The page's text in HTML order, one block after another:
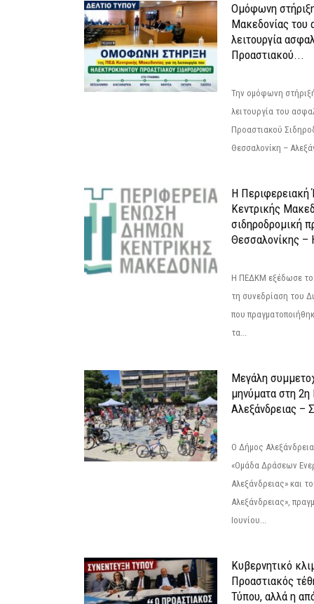
Ομόφωνη
Μακεδονίας του
λειτουργία
Προαστιακού...
Την ομόφωνη
λειτουργία του
Προαστιακού
Θεσσαλονίκη –
Η
Κεντρικής
σιδηροδρομική
Θεσσαλονίκης –
Η ΠΕΔΚΜ εξέδωσε το
τη συνεδρίαση του
που
τα...
Μεγάλη
μηνύματα στη
Αλεξάνδρειας –
Ο Δήμος
«Ομάδα Δράσεων
Αλεξάνδρειας» και
Αλεξάνδρειας»,
Ιουνίου...
Κυβερνητικό
Προαστιακός
Τύπου, αλλά η